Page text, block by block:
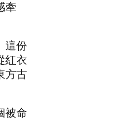
牽
這份
紅衣
方古
被命